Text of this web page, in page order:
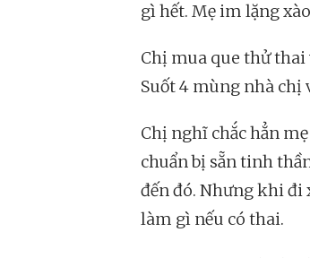
gì hết. Mẹ im lặng
Chị mua que thử
Suốt 4 mùng nhà chị
Chị nghĩ chắc hẳn
chuẩn bị sẵn tinh
đến đó. Nhưng khi đi
làm gì nếu có thai.